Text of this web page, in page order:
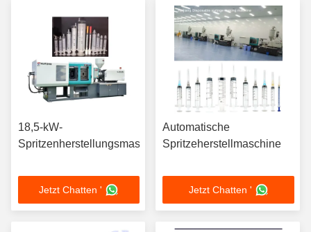
18,5-kW-
Spritzenherstellungsmaschine
Jetzt Chatten '
Automatische
Spritzeherstellmaschine
Jetzt Chatten '